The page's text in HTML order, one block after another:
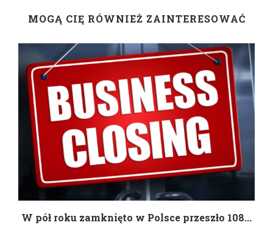
MOGĄ CIĘ RÓWNIEŻ ZAINTERESOWAĆ
W pół roku zamknięto w Polsce przeszło 108...